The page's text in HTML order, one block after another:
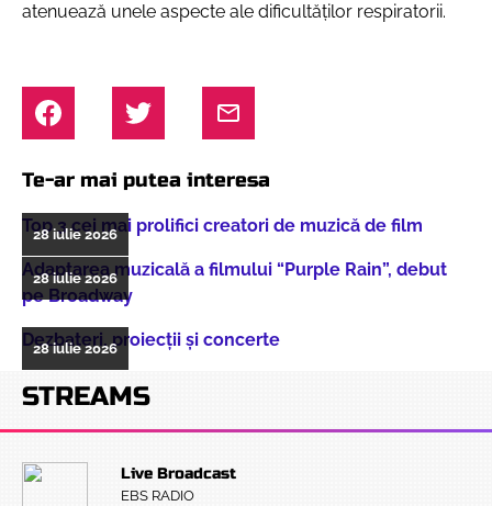
atenuează unele aspecte ale dificultăților respiratorii.
Te-ar mai putea interesa
Top 3 cei mai prolifici creatori de muzică de film
28 iulie 2026
Adaptarea muzicală a filmului “Purple Rain”, debut
pe Broadway
28 iulie 2026
Dezbateri, proiecţii şi concerte
28 iulie 2026
STREAMS
Live Broadcast
EBS RADIO